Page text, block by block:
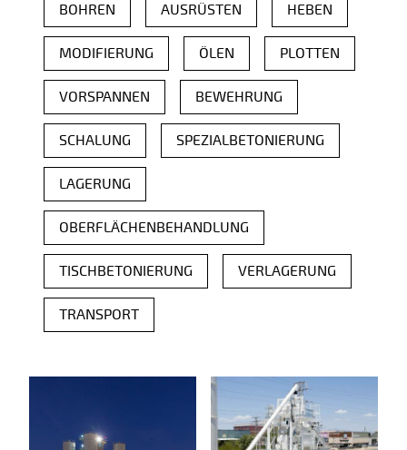
BOHREN AUSRÜSTEN HEBEN
MODIFIERUNG ÖLEN PLOTTEN
VORSPANNEN BEWEHRUNG
SCHALUNG SPEZIALBETONIERUNG
LAGERUNG
OBERFLÄCHENBEHANDLUNG
TISCHBETONIERUNG VERLAGERUNG
TRANSPORT
Fertigteilprodukte